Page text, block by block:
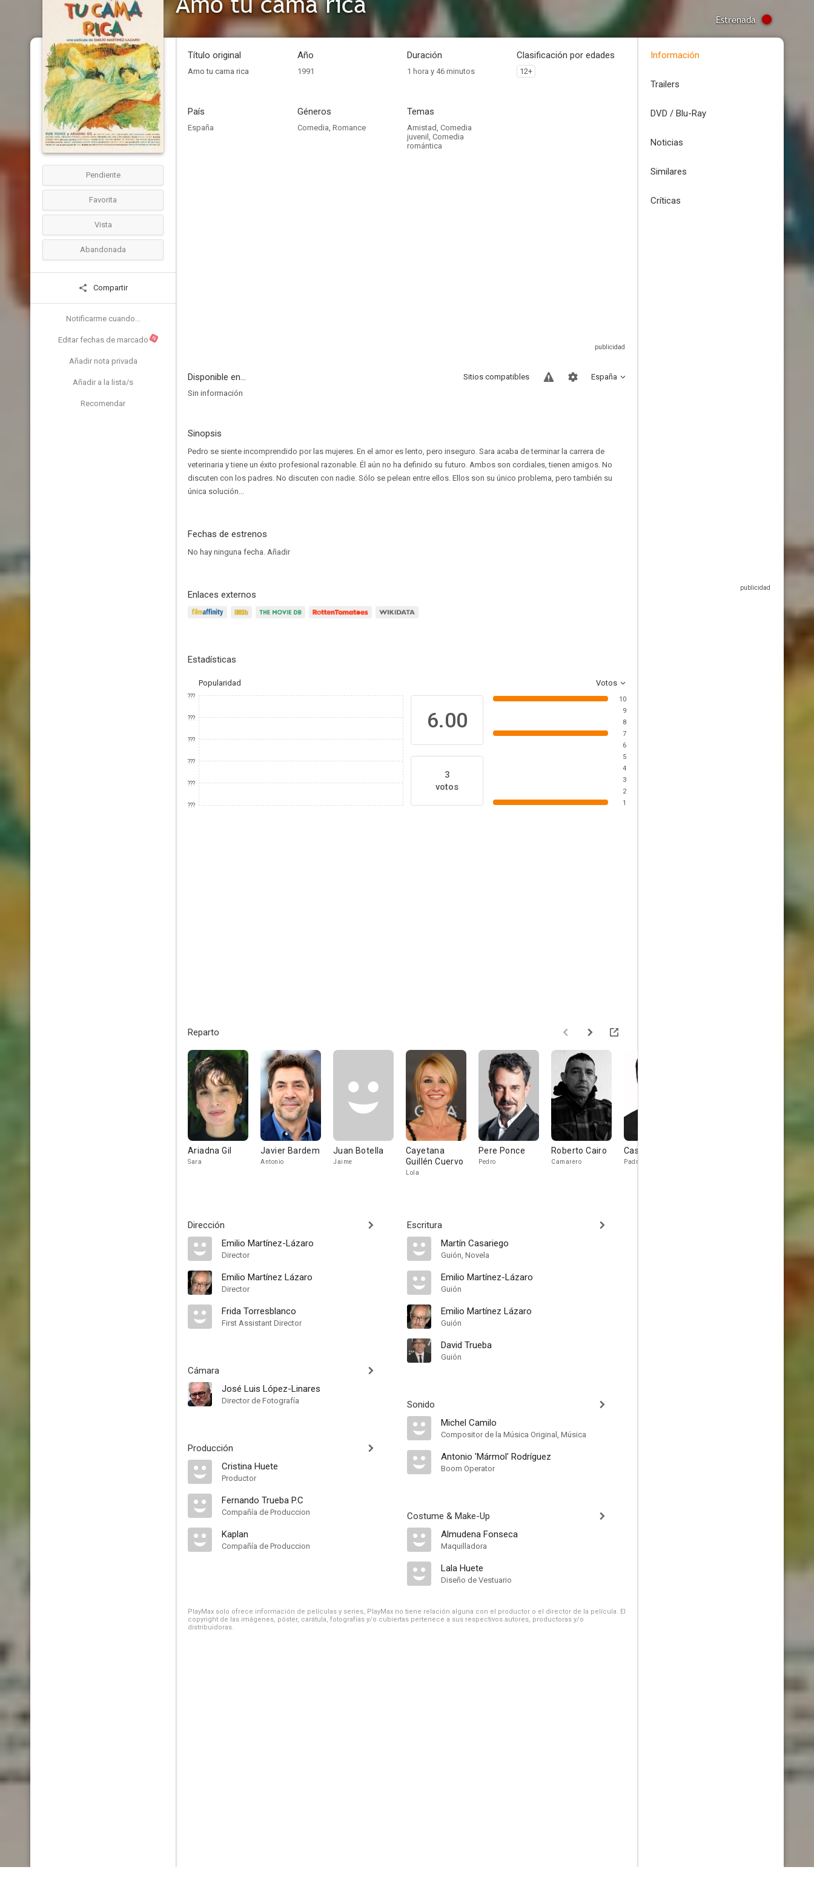
Estrenada
Pendiente
Favorita
Vista
Abandonada
Compartir
Notificarme cuando...
Editar fechas de marcado N
Añadir nota privada
Añadir a la lista/s
Recomendar
Título original
Amo tu cama rica
Año
1991
Duración
1 hora y 46 minutos
Clasificación por edades
12+
País
España
Géneros
Comedia, Romance
Temas
Amistad, Comedia
juvenil , Comedia
romántica
Disponible en... España
Sitios compatibles
Sin información
Sinopsis
Pedro se siente incomprendido por las mujeres. En el amor es lento, pero inseguro. Sara acaba de terminar la carrera de
veterinaria y tiene un éxito profesional razonable. Él aún no ha definido su futuro. Ambos son cordiales, tienen amigos. No
discuten con los padres. No discuten con nadie. Sólo se pelean entre ellos. Ellos son su único problema, pero también su
única solución...
Fechas de estrenos
No hay ninguna fecha. Añadir
Enlaces externos
Estadísticas
Popularidad Votos
???
???
???
???
???
???
6.00
3
votos
10
9
8
7
6
5
4
3
2
1
Reparto
Ariadna Gil
Sara
Javier Bardem
Antonio
Juan Botella
Jaime
Cayetana
Guillén Cuervo
Lola
Pere Ponce
Pedro
Roberto Cairo
Camarero
Cassen
Padre
Dirección
Emilio Martínez-Lázaro
Director
Emilio Martínez Lázaro
Director
Frida Torresblanco
First Assistant Director
Cámara
José Luis López-Linares
Director de Fotografía
Producción
Cristina Huete
Productor
Fernando Trueba P.C
Compañía de Produccion
Kaplan
Compañía de Produccion
Escritura
Martín Casariego
Guión, Novela
Emilio Martínez-Lázaro
Guión
Emilio Martínez Lázaro
Guión
David Trueba
Guión
Sonido
Michel Camilo
Compositor de la Música Original, Música
Antonio 'Mármol' Rodríguez
Boom Operator
Costume & Make-Up
Almudena Fonseca
Maquilladora
Lala Huete
Diseño de Vestuario
PlayMax solo ofrece información de películas y series, PlayMax no tiene relación alguna con el productor o el director de la película. El
copyright de las imágenes, póster, carátula, fotografías y/o cubiertas pertenece a sus respectivos autores, productoras y/o
distribuidoras.
Información
Trailers
DVD / Blu-Ray
Noticias
Similares
Críticas